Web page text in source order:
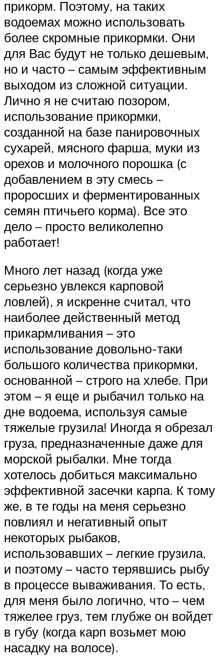
прикорм. Поэтому, на таких
водоемах можно использовать
более скромные прикормки. Они
для Вас будут не только дешевым,
но и часто – самым эффективным
выходом из сложной ситуации.
Лично я не считаю позором,
использование прикормки,
созданной на базе панировочных
сухарей, мясного фарша, муки из
орехов и молочного порошка (с
добавлением в эту смесь –
проросших и ферментированных
семян птичьего корма). Все это
дело – просто великолепно
работает!
Много лет назад (когда уже
серьезно увлекся карповой
ловлей), я искренне считал, что
наиболее действенный метод
прикармливания – это
использование довольно-таки
большого количества прикормки,
основанной – строго на хлебе. При
этом – я еще и рыбачил только на
дне водоема, используя самые
тяжелые грузила! Иногда я обрезал
груза, предназначенные даже для
морской рыбалки. Мне тогда
хотелось добиться максимально
эффективной засечки карпа. К тому
же, в те годы на меня серьезно
повлиял и негативный опыт
некоторых рыбаков,
использовавших – легкие грузила,
и поэтому – часто терявшись рыбу
в процессе вываживания. То есть,
для меня было логично, что – чем
тяжелее груз, тем глубже он войдет
в губу (когда карп возьмет мою
насадку на волосе).